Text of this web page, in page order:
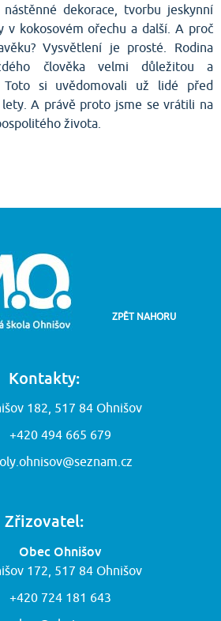
dekorace, tvorbu jeskynní
v kokosovém ořechu a další. A proč
Vysvětlení je prosté. Rodina
člověka velmi důležitou a
Toto si uvědomovali už lidé před
A právě proto jsme se vrátili na
života.
Kontakty:
182, 517 84 Ohnišov
+420 494 665 679
Zřizovatel:
Obec Ohnišov
172, 517 84 Ohnišov
+420 724 181 643
ZPĚT NAHORU